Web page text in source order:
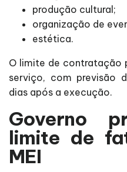
produção cultural;
organização de
estética.
O limite de contratação
serviço, com previsão
dias após a execução.
Governo
limite de
MEI